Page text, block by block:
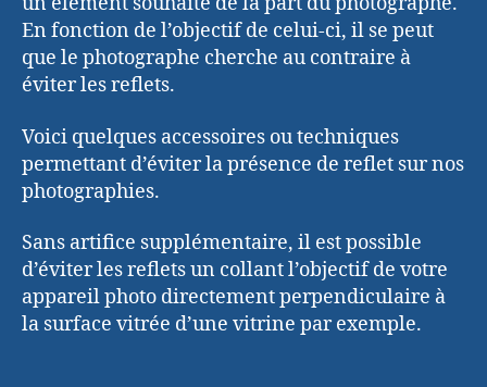
En fonction de l’objectif de celui-ci, il se peut
que le photographe cherche au contraire à
éviter les reflets.
Voici quelques accessoires ou techniques
permettant d’éviter la présence de reflet sur nos
photographies.
Sans artifice supplémentaire, il est possible
d’éviter les reflets un collant l’objectif de votre
appareil photo directement perpendiculaire à
la surface vitrée d’une vitrine par exemple.